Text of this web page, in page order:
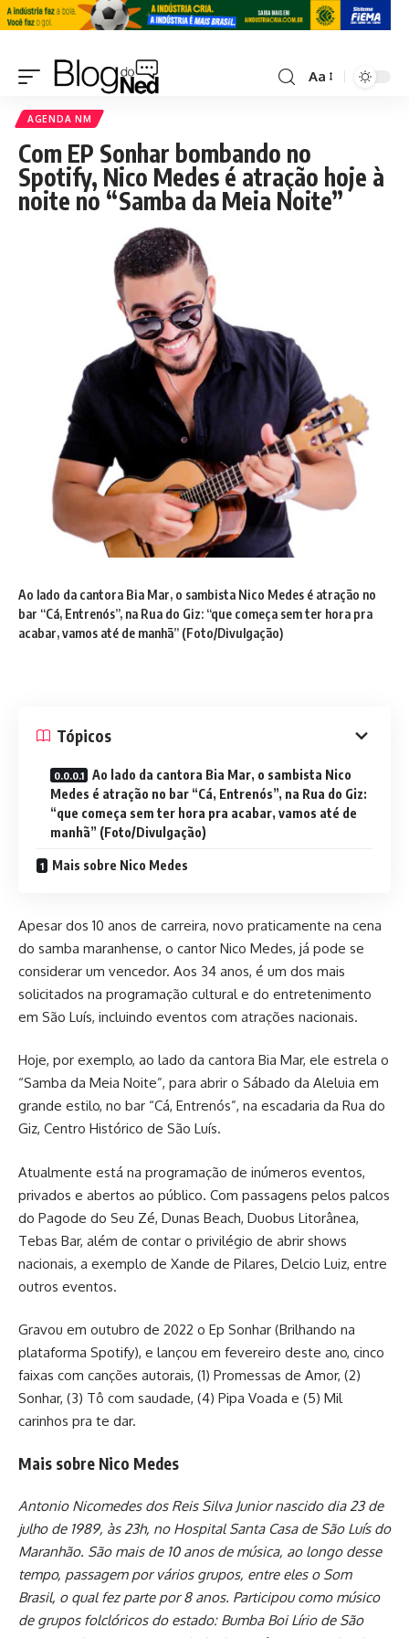
Aa
AGENDA NM
Com EP Sonhar bombando no
Spotify, Nico Medes é atração hoje à
noite no “Samba da Meia Noite”
Ao lado da cantora Bia Mar, o sambista Nico Medes é atração no
bar “Cá, Entrenós”, na Rua do Giz: “que começa sem ter hora pra
acabar, vamos até de manhã” (Foto/Divulgação)
Tópicos
Ao lado da cantora Bia Mar, o sambista Nico
Medes é atração no bar “Cá, Entrenós”, na Rua do Giz:
“que começa sem ter hora pra acabar, vamos até de
manhã” (Foto/Divulgação)
Mais sobre Nico Medes
Apesar dos 10 anos de carreira, novo praticamente na cena
do samba maranhense, o cantor Nico Medes, já pode se
considerar um vencedor. Aos 34 anos, é um dos mais
solicitados na programação cultural e do entretenimento
em São Luís, incluindo eventos com atrações nacionais.
Hoje, por exemplo, ao lado da cantora Bia Mar, ele estrela o
“Samba da Meia Noite”, para abrir o Sábado da Aleluia em
grande estilo, no bar “Cá, Entrenós”, na escadaria da Rua do
Giz, Centro Histórico de São Luís.
Atualmente está na programação de inúmeros eventos,
privados e abertos ao público. Com passagens pelos palcos
do Pagode do Seu Zé, Dunas Beach, Duobus Litorânea,
Tebas Bar, além de contar o privilégio de abrir shows
nacionais, a exemplo de Xande de Pilares, Delcio Luiz, entre
outros eventos.
Gravou em outubro de 2022 o Ep Sonhar (Brilhando na
plataforma Spotify), e lançou em fevereiro deste ano, cinco
faixas com canções autorais, (1) Promessas de Amor, (2)
Sonhar, (3) Tô com saudade, (4) Pipa Voada e (5) Mil
carinhos pra te dar.
Mais sobre Nico Medes
Antonio Nicomedes dos Reis Silva Junior nascido dia 23 de
julho de 1989, às 23h, no Hospital Santa Casa de São Luís do
Maranhão. São mais de 10 anos de música, ao longo desse
tempo, passagem por vários grupos, entre eles o Som
Brasil, o qual fez parte por 8 anos. Participou como músico
de grupos folclóricos do estado: Bumba Boi Lírio de São